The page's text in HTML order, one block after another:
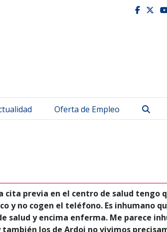
Oferta de Empleo
cita previa en el centro de salud tengo
no cogen el teléfono. Es inhumano
salud y encima enferma. Me parece
los de Ardoi no vivimos